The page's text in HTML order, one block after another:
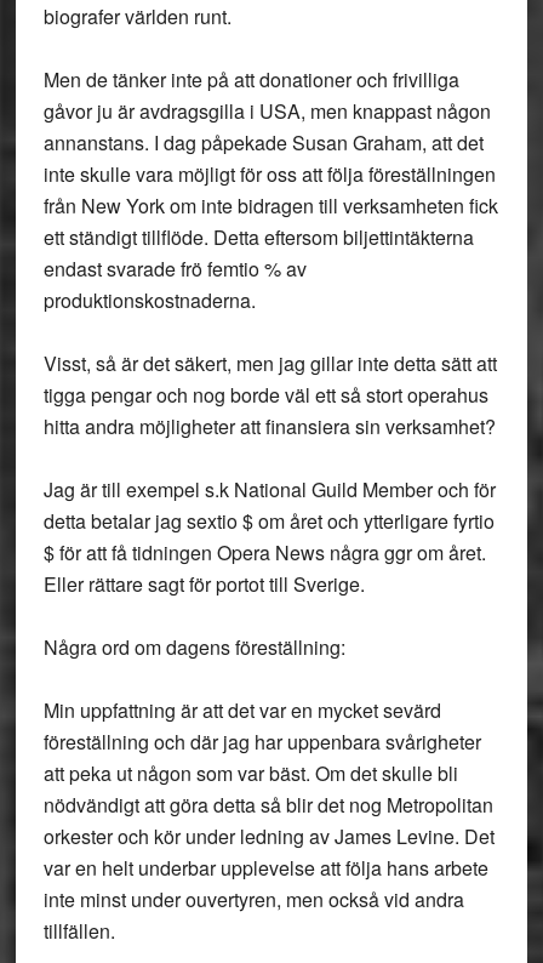
biografer världen runt.
Men de tänker inte på att donationer och frivilliga
gåvor ju är avdragsgilla i USA, men knappast någon
annanstans. I dag påpekade Susan Graham, att det
inte skulle vara möjligt för oss att följa föreställningen
från New York om inte bidragen till verksamheten fick
ett ständigt tillflöde. Detta eftersom biljettintäkterna
endast svarade frö femtio % av
produktionskostnaderna.
Visst, så är det säkert, men jag gillar inte detta sätt att
tigga pengar och nog borde väl ett så stort operahus
hitta andra möjligheter att finansiera sin verksamhet?
Jag är till exempel s.k National Guild Member och för
detta betalar jag sextio $ om året och ytterligare fyrtio
$ för att få tidningen Opera News några ggr om året.
Eller rättare sagt för portot till Sverige.
Några ord om dagens föreställning:
Min uppfattning är att det var en mycket sevärd
föreställning och där jag har uppenbara svårigheter
att peka ut någon som var bäst. Om det skulle bli
nödvändigt att göra detta så blir det nog Metropolitan
orkester och kör under ledning av James Levine. Det
var en helt underbar upplevelse att följa hans arbete
inte minst under ouvertyren, men också vid andra
tillfällen.